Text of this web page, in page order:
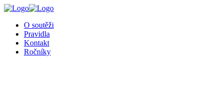
O soutěži
Pravidla
Kontakt
Ročníky